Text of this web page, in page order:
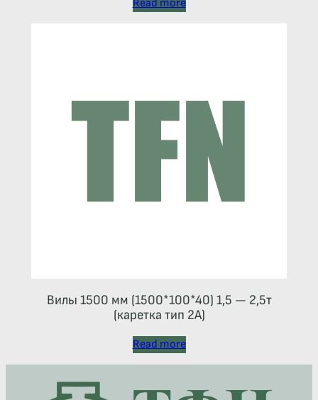
Read more
Вилы 1500 мм (1500*100*40) 1,5 — 2,5т
(каретка тип 2A)
Read more